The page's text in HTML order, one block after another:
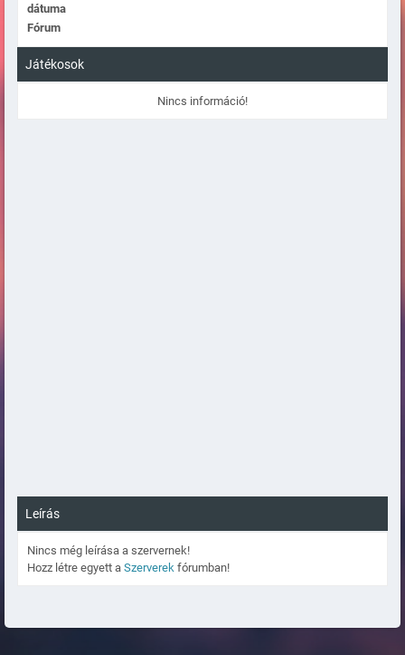
dátuma
Fórum
Játékosok
Nincs információ!
Leírás
Nincs még leírása a szervernek!
Hozz létre egyett a Szerverek fórumban!